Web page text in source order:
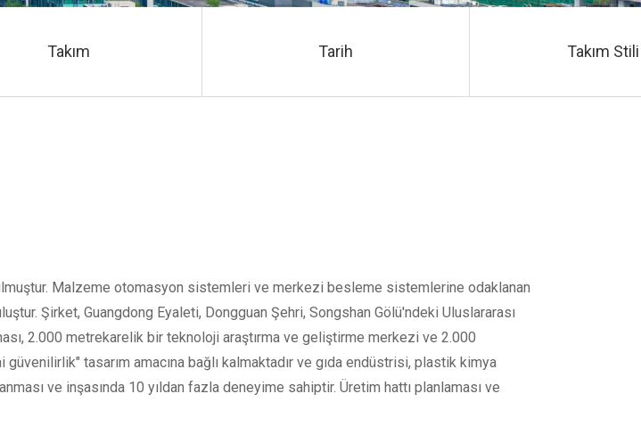
Takım Tarih Takım Stili
Malzeme otomasyon sistemleri ve merkezi besleme sistemlerine odaklanan
Şirket, Guangdong Eyaleti, Dongguan Şehri, Songshan Gölü'ndeki Uluslararası
2.000 metrekarelik bir teknoloji araştırma ve geliştirme merkezi ve 2.000
tasarım amacına bağlı kalmaktadır ve gıda endüstrisi, plastik kimya
ve inşasında 10 yıldan fazla deneyime sahiptir. Üretim hattı planlaması ve